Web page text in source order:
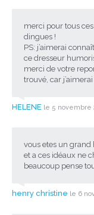
merci pour tous
dingues !
PS: j’aimerai
ce dresseur
merci de votre
trouvé, car
HELENE le 5 novembre
vous etes un
et a ces idéaux ne
beaucoup pense
henry christine le 6